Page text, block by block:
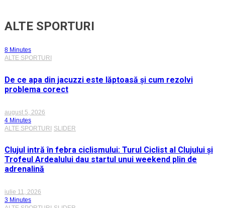
ALTE SPORTURI
8 Minutes
ALTE SPORTURI
De ce apa din jacuzzi este lăptoasă și cum rezolvi
problema corect
august 5, 2026
4 Minutes
ALTE SPORTURI SLIDER
Clujul intră în febra ciclismului: Turul Ciclist al Clujului și
Trofeul Ardealului dau startul unui weekend plin de
adrenalină
iulie 11, 2026
3 Minutes